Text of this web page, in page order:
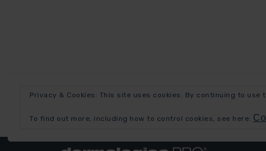
Privacy & Cookies: This site uses cookies. By continuing to
To find out more, including how to control cookies, see here: